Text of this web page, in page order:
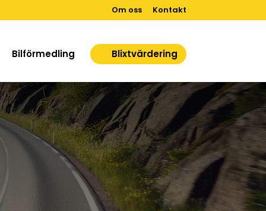
Om oss Kontakt
Bilförmedling Blixtvärdering